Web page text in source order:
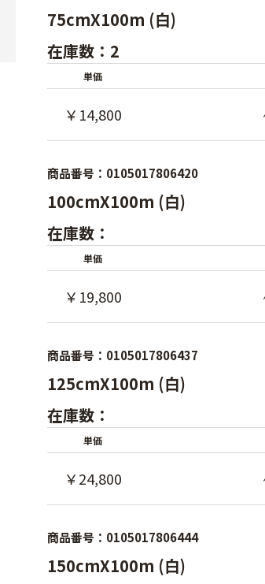
75cmX100m (白)
在庫数：2
単価
￥14,800
商品番号：0105017806420
100cmX100m (白)
在庫数：
単価
￥19,800
商品番号：0105017806437
125cmX100m (白)
在庫数：
単価
￥24,800
商品番号：0105017806444
150cmX100m (白)